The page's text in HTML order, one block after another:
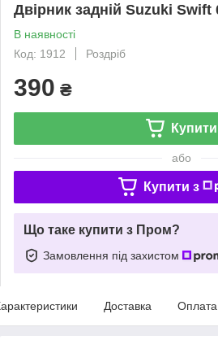
Двірник задній Suzuki Swift
В наявності
Код: 1912
Роздріб
390 ₴
Купити
або
Купити з
Що таке купити з Пром?
Замовлення під захистом
Доставка Оплата